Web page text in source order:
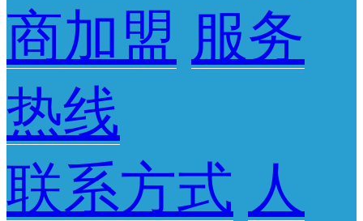
商加盟 服务
热线
联系方式 人